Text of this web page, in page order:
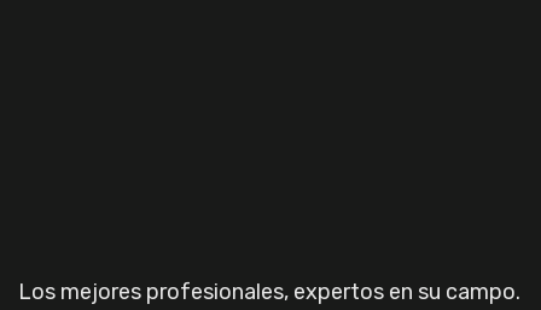
Los mejores profesionales, expertos en su campo.